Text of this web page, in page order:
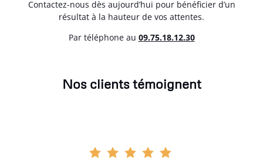
Contactez-nous dès aujourd’hui pour bénéficier d’un
résultat à la hauteur de vos attentes.
Par téléphone au 09.75.18.12.30
Nos clients témoignent